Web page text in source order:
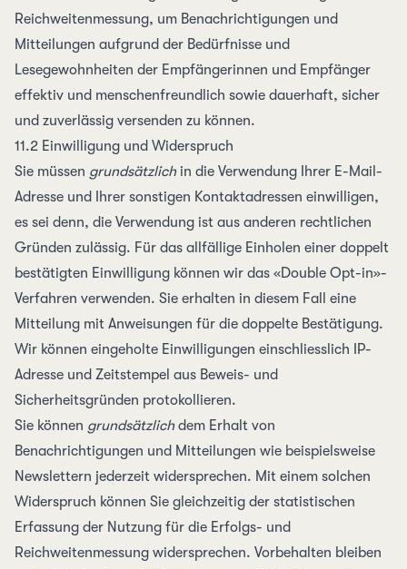
Reichweitenmessung, um Benachrichtigungen und
Mitteilungen aufgrund der Bedürfnisse und
Lesegewohnheiten der Empfängerinnen und Empfänger
effektiv und menschen­freundlich sowie dauerhaft, sicher
und zuverlässig versenden zu können.
11.2 Einwilligung und Wider­spruch
Sie müssen grundsätzlichin die Verwendung Ihrer E-Mail-
Adresse und Ihrer sonstigen Kontaktadressen einwilligen,
es sei denn, die Verwendung ist aus anderen rechtlichen
Gründen zulässig. Für das allfällige Einholen einer doppelt
bestätigten Einwilligung können wir das «Double Opt-in»-
Verfahren verwenden. Sie erhalten in diesem Fall eine
Mitteilung mit Anweisungen für die doppelte Bestätigung.
Wir können eingeholte Einwilligungen einschliesslich
IP-
Adresse und Zeitstempel aus Beweis- und
Sicherheitsgründen protokollieren.
Sie können grundsätzlichdem Erhalt von
Benachrichtigungen und Mitteilungen wie beispielsweise
Newslettern jederzeit widersprechen. Mit einem solchen
Widerspruch können Sie gleichzeitig der statistischen
Erfassung der Nutzung für die Erfolgs- und
Reichweitenmessung widersprechen. Vorbehalten bleiben